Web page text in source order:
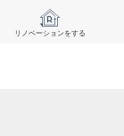
リノベーションをする